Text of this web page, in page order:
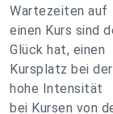
Wartezeiten auf
einen Kurs sind
Glück hat, einen
Kursplatz bei
hohe Intensität
bei Kursen von